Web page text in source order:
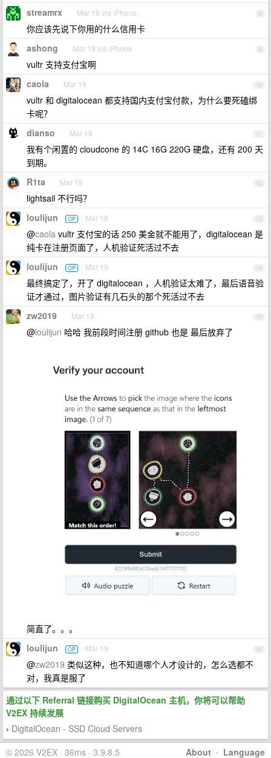
8
streamrx Mar 18 via iPhone
你应该先说下你用的什么信用卡
9
ashong Mar 19 via iPhone
vultr 支持支付宝啊
10
caola Mar 19
vultr 和 digitalocean 都支持国内支付宝付款，为什么要死磕绑
卡呢？
11
dianso Mar 19
我有个闲置的 cloudcone 的 14C 16G 220G 硬盘，还有 200 天
到期。
12
R1ta Mar 19
lightsail 不行吗？
13
loulijun OP Mar 19
@caola vultr 支付宝的话 250 美金就不能用了，digitalocean 是
纯卡在注册页面了，人机验证死活过不去
14
loulijun OP Mar 19
最终搞定了，开了 digitalocean ，人机验证太难了，最后语音验
证才通过，图片验证有几石头的那个死活过不去
15
zw2019 Mar 19
@loulijun 哈哈 我前段时间注册 github 也是 最后放弃了
简直了。。。
16
loulijun OP Mar 19
@zw2019 类似这种，也不知道哪个人才设计的，怎么选都不
对，我真是服了
通过以下 Referral 链接购买 DigitalOcean 主机，你将可以帮助
V2EX 持续发展
› DigitalOcean - SSD Cloud Servers
About · Language
© 2026 V2EX · 36ms · 3.9.8.5